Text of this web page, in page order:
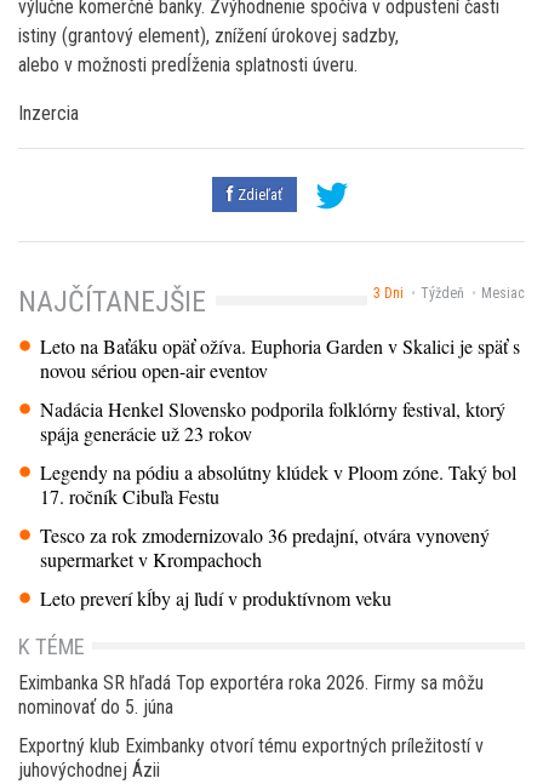
výlučne komerčné banky. Zvýhodnenie spočíva v odpustení časti
istiny (grantový element), znížení úrokovej sadzby,
alebo v možnosti predĺženia splatnosti úveru.
Inzercia
Zdieľať
3 Dni Týždeň Mesiac
NAJČÍTANEJŠIE
Leto na Baťáku opäť ožíva. Euphoria Garden v Skalici je späť s
novou sériou open-air eventov
Nadácia Henkel Slovensko podporila folklórny festival, ktorý
spája generácie už 23 rokov
Legendy na pódiu a absolútny klúdek v Ploom zóne. Taký bol
17. ročník Cibuľa Festu
Tesco za rok zmodernizovalo 36 predajní, otvára vynovený
supermarket v Krompachoch
Leto preverí kĺby aj ľudí v produktívnom veku
K TÉME
Eximbanka SR hľadá Top exportéra roka 2026. Firmy sa môžu
nominovať do 5. júna
Exportný klub Eximbanky otvorí tému exportných príležitostí v
juhovýchodnej Ázii